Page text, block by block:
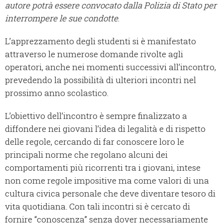
autore potrà essere convocato dalla Polizia di Stato per
interrompere le sue condotte.
L’apprezzamento degli studenti si è manifestato
attraverso le numerose domande rivolte agli
operatori, anche nei momenti successivi all’incontro,
prevedendo la possibilità di ulteriori incontri nel
prossimo anno scolastico.
L’obiettivo dell’incontro è sempre finalizzato a
diffondere nei giovani l’idea di legalità e di rispetto
delle regole, cercando di far conoscere loro le
principali norme che regolano alcuni dei
comportamenti più ricorrenti tra i giovani, intese
non come regole impositive ma come valori di una
cultura civica personale che deve diventare tesoro di
vita quotidiana. Con tali incontri si è cercato di
fornire “conoscenza” senza dover necessariamente